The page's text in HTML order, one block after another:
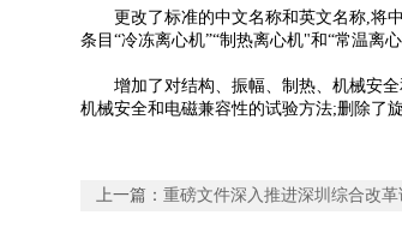
更改了标准的中文名称和英文名称,将中文
条目“冷冻离心机”“制热离心机"和“常温离
增加了对结构、振幅、制热、机械安全
机械安全和电磁兼容性的试验方法;删除了
上一篇：重磅文件深入推进深圳综合改革